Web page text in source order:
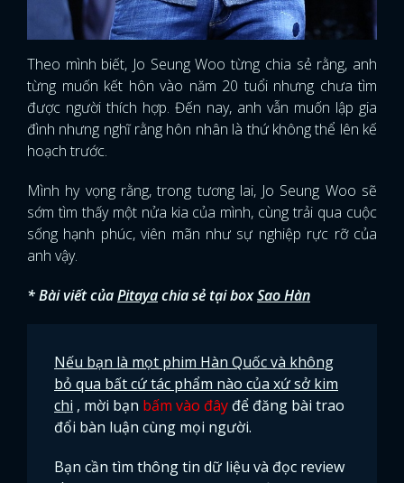
FACEBOOK GOOGLE
Theo mình biết, Jo Seung Woo từng chia sẻ rằng, anh
từng muốn kết hôn vào năm 20 tuổi nhưng chưa tìm
được người thích hợp. Đến nay, anh vẫn muốn lập gia
đình nhưng nghĩ rằng hôn nhân là thứ không thể lên kế
hoạch trước.
Mình hy vọng rằng, trong tương lai, Jo Seung Woo sẽ
sớm tìm thấy một nửa kia của mình, cùng trải qua cuộc
sống hạnh phúc, viên mãn như sự nghiệp rực rỡ của
anh vậy.
* Bài viết củaPitayachia sẻ tại boxSao Hàn
Nếu bạn là mọt phim Hàn Quốc và không
bỏ qua bất cứ tác phẩm nào của xứ sở kim
chi , mời bạn bấm vào đây để đăng bài trao
đổi bàn luận cùng mọi người.
Bạn cần tìm thông tin dữ liệu và đọc review